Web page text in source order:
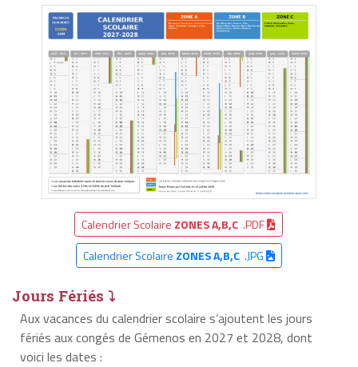
Calendrier Scolaire ZONES A,B,C .PDF
Calendrier Scolaire ZONES A,B,C.JPG
Jours Fériés ⤵
Aux vacances du calendrier scolaire s’ajoutent les jours
fériés aux congés de Gémenos en 2027 et 2028, dont
voici les dates :